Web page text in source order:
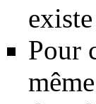
Pour